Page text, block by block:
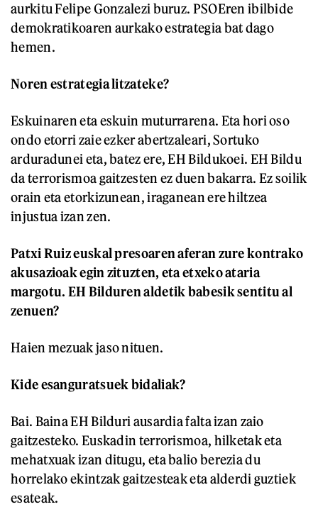
aurkitu Felipe Gonzalezi buruz. PSOEren ibilbide
demokratikoaren aurkako estrategia bat dago
hemen.
Noren estrategia litzateke?
Eskuinaren eta eskuin muturrarena. Eta hori oso
ondo etorri zaie ezker abertzaleari, Sortuko
arduradunei eta, batez ere, EH Bildukoei. EH Bildu
da terrorismoa gaitzesten ez duen bakarra. Ez soilik
orain eta etorkizunean, iraganean ere hiltzea
injustua izan zen.
Patxi Ruiz euskal presoaren aferan zure kontrako
akusazioak egin zituzten, eta etxeko ataria
margotu. EH Bilduren aldetik babesik sentitu al
zenuen?
Haien mezuak jaso nituen.
Kide esanguratsuek bidaliak?
Bai. Baina EH Bilduri ausardia falta izan zaio
gaitzesteko. Euskadin terrorismoa, hilketak eta
mehatxuak izan ditugu, eta balio berezia du
horrelako ekintzak gaitzesteak eta alderdi guztiek
esateak.